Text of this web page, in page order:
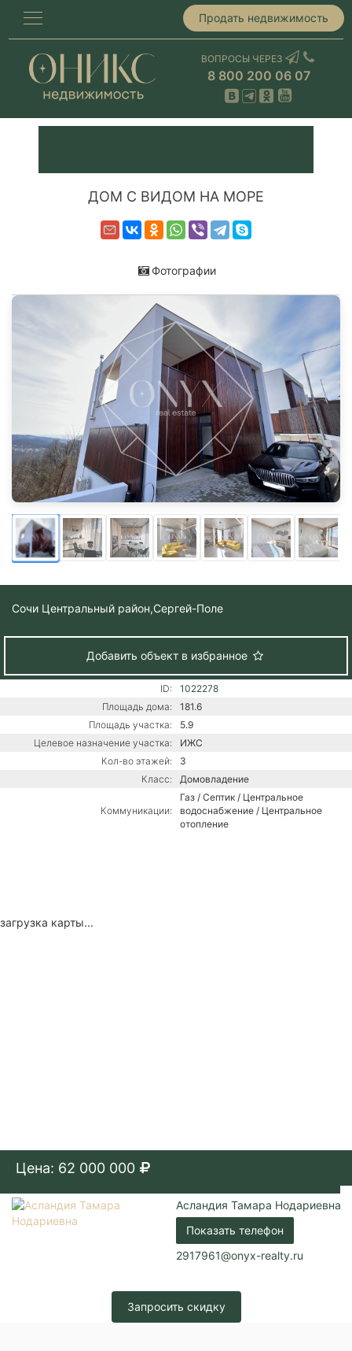
Продать недвижимость
ВОПРОСЫ ЧЕРЕЗ
8 800 200 06 07
ДОМ С ВИДОМ НА МОРЕ
Фотографии
Сочи Центральный район,Сергей-Поле
Добавить объект в избранное
ID:
1022278
Площадь дома:
181.6
Площадь участка:
5.9
Целевое назначение участка:
ИЖС
Кол-во этажей:
3
Класс:
Домовладение
Коммуникации:
Газ / Септик / Центральное
водоснабжение / Центральное
отопление
загрузка карты...
Цена: 62 000 000
Асландия Тамара Нодариевна
Показать телефон
2917961@onyx-realty.ru
Запросить скидку